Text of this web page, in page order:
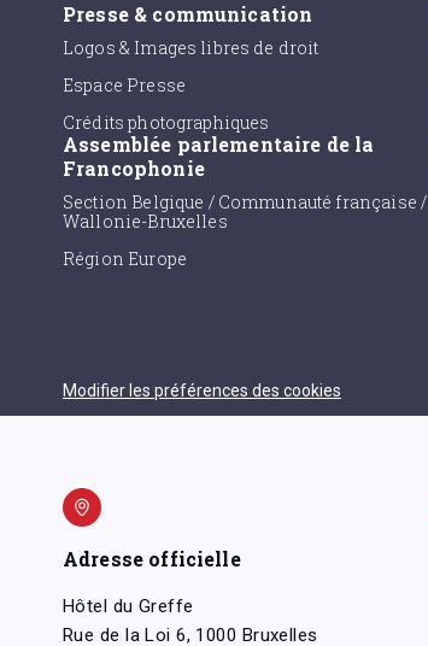
Presse & communication
Logos & Images libres de droit
Espace Presse
Crédits photographiques
Assemblée parlementaire de la
Francophonie
Section Belgique / Communauté française /
Wallonie-Bruxelles
Région Europe
Modifier les préférences des cookies
Adresse officielle
Hôtel du Greffe
Rue de la Loi 6, 1000 Bruxelles